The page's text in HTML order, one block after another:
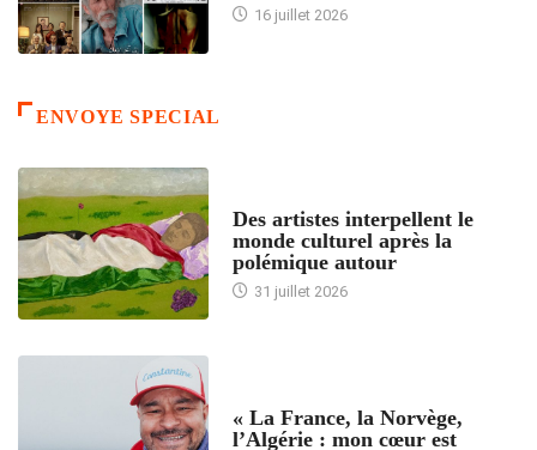
16 juillet 2026
ENVOYE SPECIAL
Des artistes interpellent le
monde culturel après la
polémique autour
31 juillet 2026
« La France, la Norvège,
l’Algérie : mon cœur est